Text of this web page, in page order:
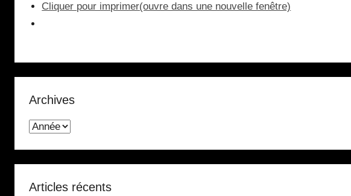
Cliquer pour imprimer(ouvre dans une nouvelle fenêtre)
Archives
Articles récents